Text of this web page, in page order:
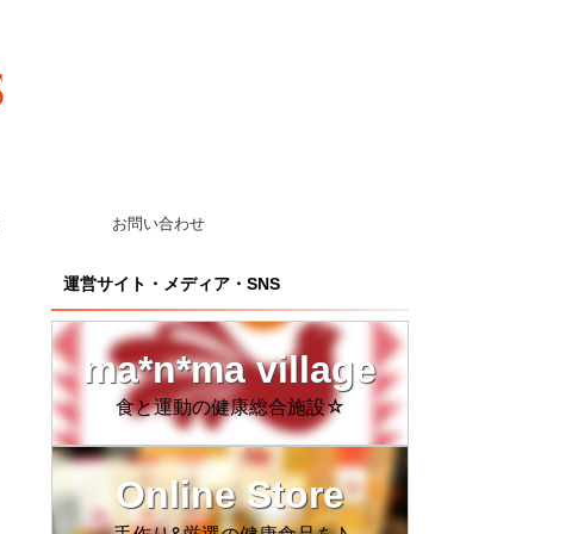
お問い合わせ
運営サイト・メディア・SNS
ma*n*ma village
食と運動の健康総合施設☆
Online Store